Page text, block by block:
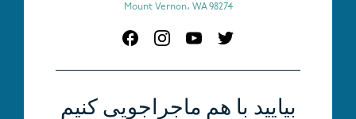
بیایید با هم ماجراجویی کنیم
Mount Vernon، WA 98274